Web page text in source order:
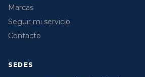
Marcas
Seguir mi servicio
Contacto
SEDES